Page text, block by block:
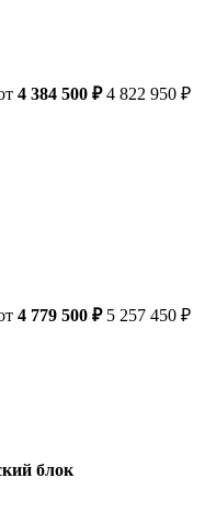
4 384 500 ₽ 4 822 950 ₽
4 779 500 ₽ 5 257 450 ₽
блок